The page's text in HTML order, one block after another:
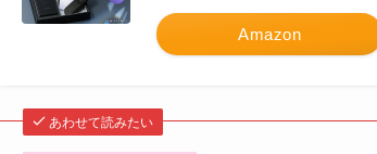
Amazon
あわせて読みたい